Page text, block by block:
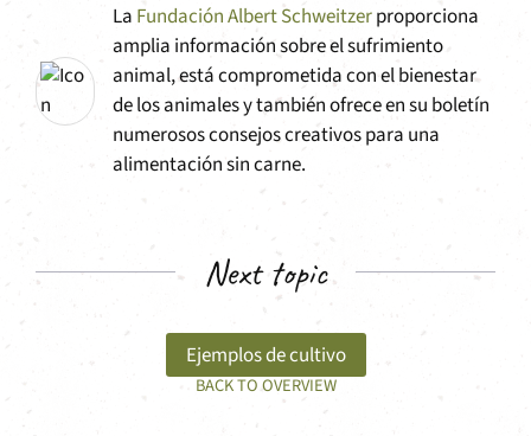
La Fundación Albert Schweitzerproporciona
amplia información sobre el sufrimiento
animal, está comprometida con el bienestar
de los animales y también ofrece en su boletín
numerosos consejos creativos para una
alimentación sin carne.
Next topic
Ejemplos de cultivo
BACK TO OVERVIEW